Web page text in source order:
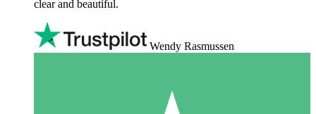
clear and beautiful.
Wendy Rasmussen